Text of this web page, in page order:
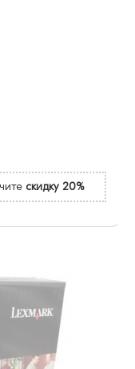
скидку 20%